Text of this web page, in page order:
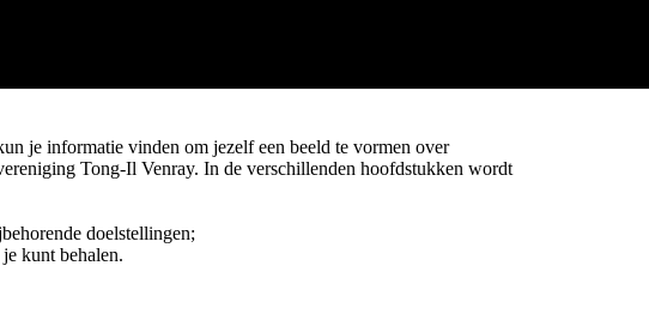
je informatie vinden om jezelf een beeld te vormen over
Tong-Il Venray. In de verschillenden hoofdstukken wordt
doelstellingen;
kunt behalen.